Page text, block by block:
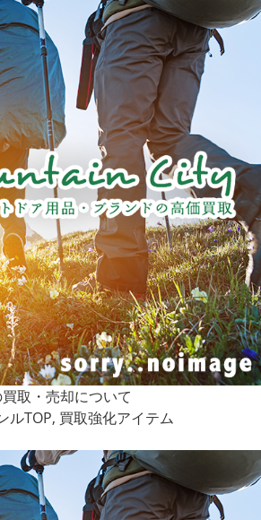
取・売却について
ルTOP, 買取強化アイテム